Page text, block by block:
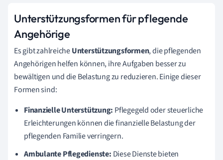
Unterstützungsformen für pflegende
Angehörige
Es gibt zahlreicheUnterstützungsformen, die pflegenden
Angehörigen helfen können, ihre Aufgaben besser zu
bewältigen und die Belastung zu reduzieren. Einige dieser
Formen sind:
Finanzielle Unterstützung: Pflegegeld oder steuerliche
Erleichterungen können die finanzielle Belastung der
pflegenden Familie verringern.
Ambulante Pflegedienste: Diese Dienste bieten